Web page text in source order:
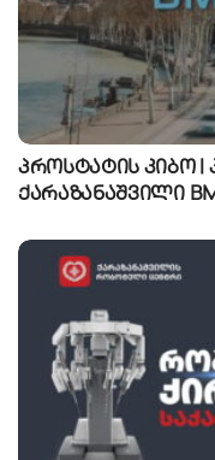
პროსტატის კიბო
ქარაზანაშვილი